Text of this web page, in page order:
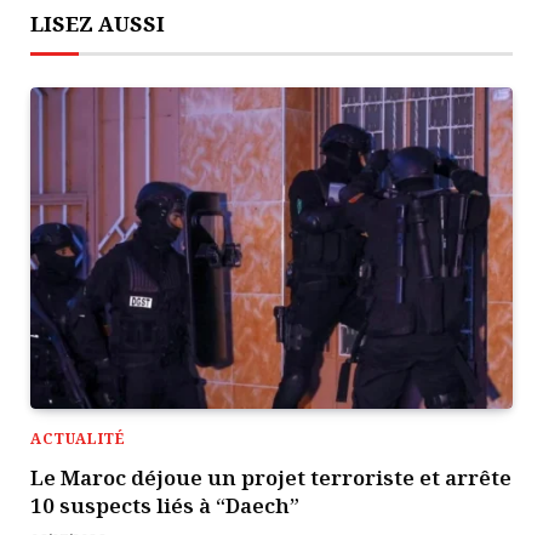
LISEZ AUSSI
ACTUALITÉ
Le Maroc déjoue un projet terroriste et arrête
10 suspects liés à “Daech”